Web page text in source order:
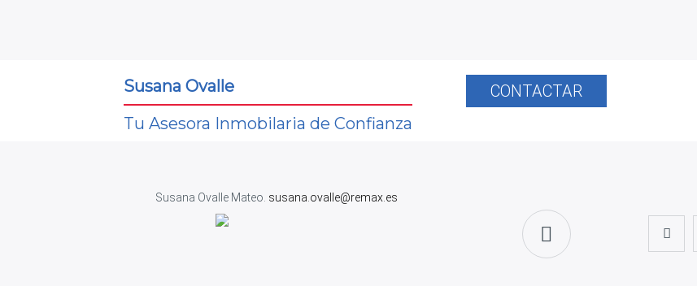
Susana Ovalle
Tu Asesora Inmobilaria de Confianza
CONTACTAR
Susana Ovalle Mateo. susana.ovalle@remax.es